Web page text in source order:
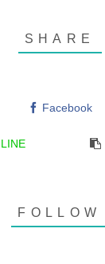
Facebook
LINE